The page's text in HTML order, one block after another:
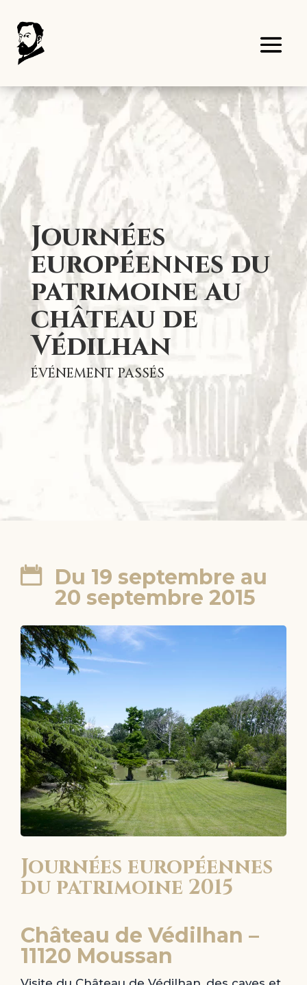
Journées
européennes du
patrimoine au
château de
Védilhan
ÉVÉNEMENT PASSÉS
Du 19 septembre au
20 septembre 2015
Journées européennes
du patrimoine 2015
Château de Védilhan –
11120 Moussan